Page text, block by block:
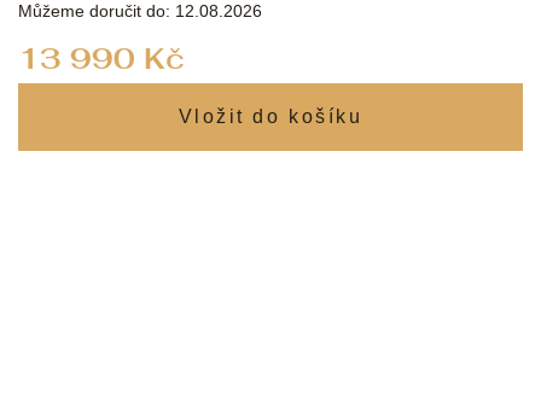
13 990 Kč
Můžeme doručit do: 12.08.2026